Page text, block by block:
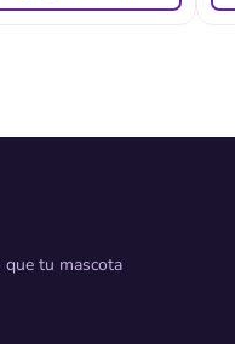
que tu mascota